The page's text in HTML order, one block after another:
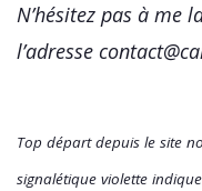
N’hésitez pas à me
l’adresse
Top départ depuis le site
signalétique violette